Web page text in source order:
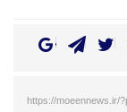
https://moeennews.ir/